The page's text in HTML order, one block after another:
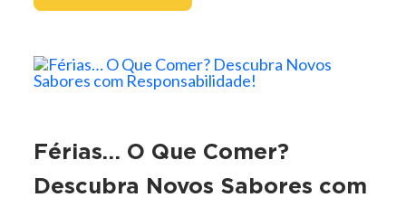
Férias… O Que Comer?
Descubra Novos Sabores com